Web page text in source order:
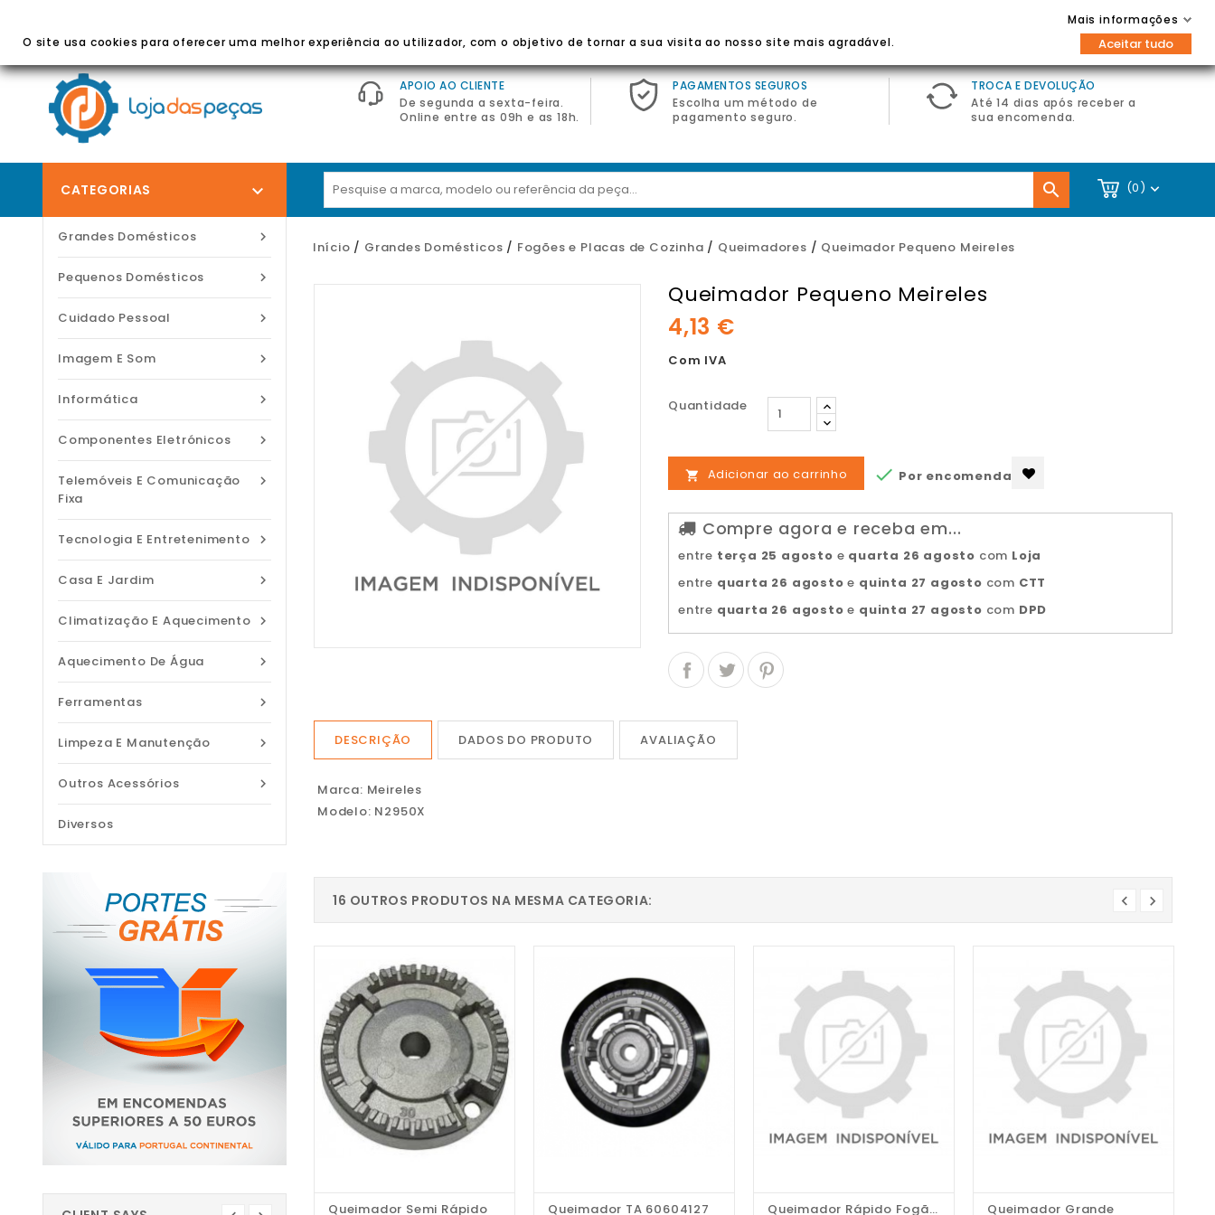
Entrar / Registar
APOIO AO CLIENTE
De segunda a sexta-feira.
Online entre as 09h e as 18h.
PAGAMENTOS SEGUROS
Escolha um método de
pagamento seguro.
TROCA E DEVOLUÇÃO
Até 14 dias após receber a
sua encomenda.
(0) 

CATEGORIAS 

Grandes Domésticos

Pequenos Domésticos

Cuidado Pessoal

Imagem E Som

Informática

Componentes Eletrónicos

Telemóveis E Comunicação
Fixa

Tecnologia E Entretenimento

Casa E Jardim

Climatização E Aquecimento

Aquecimento De Água

Ferramentas

Limpeza E Manutenção

Outros Acessórios
Diversos
Início Grandes Domésticos Fogões e Placas de Cozinha Queimadores Queimador Pequeno Meireles
Queimador Pequeno Meireles
4,13 €
Com IVA
Quantidade
 Adicionar ao carrinho  Por encomenda
Compre agora e receba em...
entre terça 25 agosto e quarta 26 agosto com Loja
entre quarta 26 agosto e quinta 27 agosto com CTT
entre quarta 26 agosto e quinta 27 agosto com DPD
DESCRIÇÃO DADOS DO PRODUTO AVALIAÇÃO
Marca: Meireles
Modelo: N2950X
16 OUTROS PRODUTOS NA MESMA CATEGORIA:
Queimador Semi Rápido
Queimador TA 60604127
Queimador Rápido Fogão...
Queimador Grande
O site usa cookies para oferecer uma melhor experiência ao utilizador, com o objetivo de tornar a sua visita ao nosso site mais agradável.
Mais informações
Aceitar tudo